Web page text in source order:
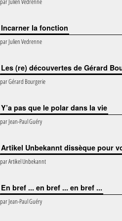
Incarner la fonction
parJulien Vedrenne
Les (re) découvertes de Gérard
parGérard Bourgerie
Y’a pas que le polar dans la vie
parJean-Paul Guéry
Artikel Unbekannt dissèque pour
parArtikel Unbekannt
En bref ... en bref ... en bref ...
parJean-Paul Guéry